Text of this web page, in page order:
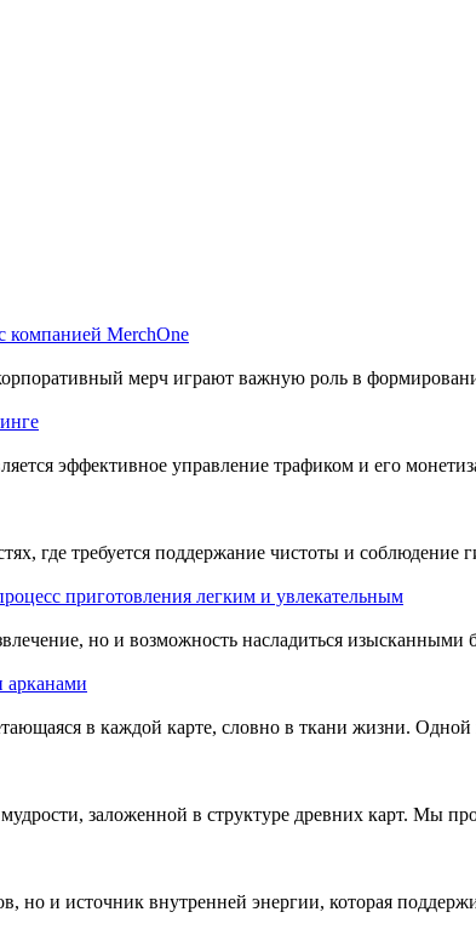
компанией MerchOne
мерч играют важную роль в
эффективное управление трафиком и его
где требуется поддержание чистоты и
приготовления легким и увлекательным
но и возможность насладиться
арканами
в каждой карте, словно в ткани жизни. Одной
заложенной в структуре древних карт. Мы
но и источник внутренней энергии, которая